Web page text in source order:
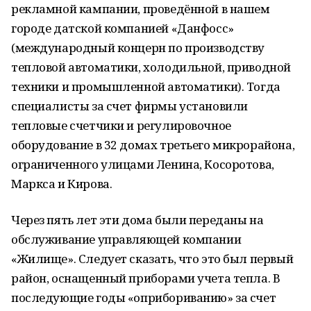
рекламной кампании, проведённой в нашем
городе датской компанией «Данфосс»
(международный концерн по производству
тепловой автоматики, холодильной, приводной
техники и промышленной автоматики). Тогда
специалисты за счет фирмы установили
тепловые счетчики и регулировочное
оборудование в 32 домах третьего микрорайона,
ограниченного улицами Ленина, Косоротова,
Маркса и Кирова.
Через пять лет эти дома были переданы на
обслуживание управляющей компании
«Жилище». Следует сказать, что это был первый
район, оснащенный приборами учета тепла. В
последующие годы «оприбориванию» за счет